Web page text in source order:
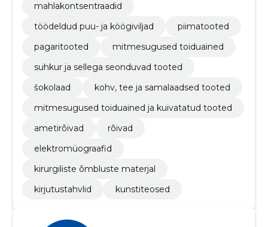
mahlakontsentraadid
töödeldud puu- ja köögiviljad
piimatooted
pagaritooted
mitmesugused toiduained
suhkur ja sellega seonduvad tooted
šokolaad
kohv, tee ja samalaadsed tooted
mitmesugused toiduained ja kuivatatud tooted
ametirõivad
rõivad
elektromüograafid
kirurgiliste õmbluste materjal
kirjutustahvlid
kunstiteosed